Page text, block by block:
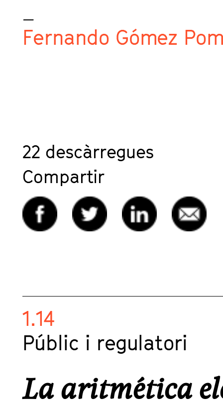
_
Fernando Gómez
22 descàrregues
Compartir
1.14
Públic i regulatori
La aritmética